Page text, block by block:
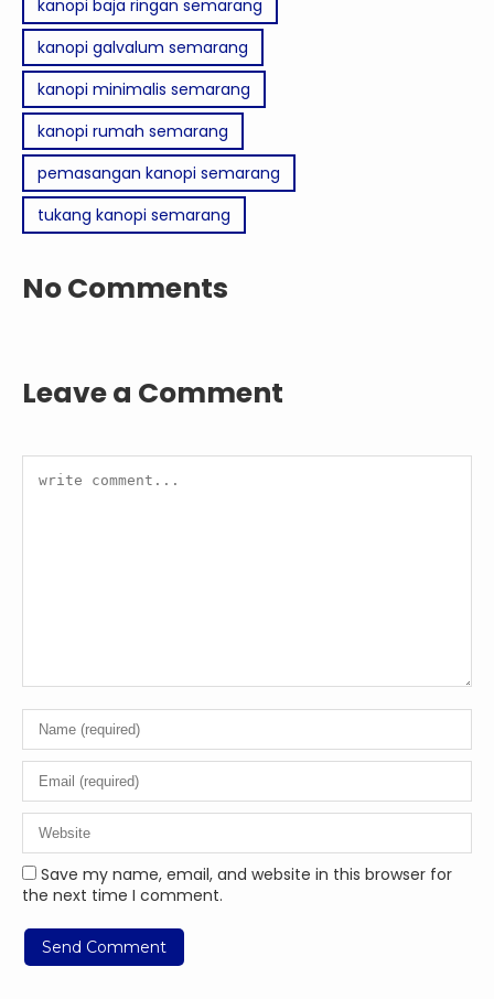
kanopi baja ringan semarang
kanopi galvalum semarang
kanopi minimalis semarang
kanopi rumah semarang
pemasangan kanopi semarang
tukang kanopi semarang
No Comments
Leave a Comment
Save my name, email, and website in this browser for
the next time I comment.